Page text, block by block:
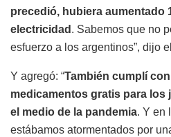
precedió, hubiera aumentado
electricidad . Sabemos que no
esfuerzo a los argentinos”, dijo
Y agregó: “También cumplí
medicamentos gratis para los
el medio de la pandemia. Y en
estábamos atormentados por